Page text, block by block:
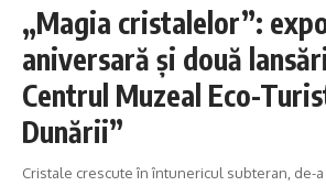
„Magia cristalelor”:
aniversară și două
Centrul Muzeal Eco-
Dunării”
Cristale crescute în întunericul subteran, de-